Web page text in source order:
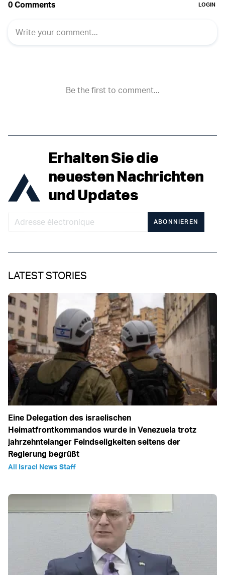
Erhalten Sie die
neuesten Nachrichten
und Updates
ABONNIEREN
LATEST STORIES
Eine Delegation des israelischen
Heimatfrontkommandos wurde in Venezuela trotz
jahrzehntelanger Feindseligkeiten seitens der
Regierung begrüßt
All Israel News Staff